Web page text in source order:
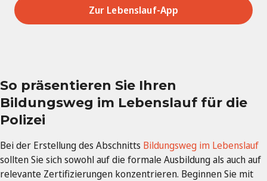
Zur Lebenslauf-App
So präsentieren Sie Ihren
Bildungsweg im Lebenslauf für die
Polizei
Bei der Erstellung des Abschnitts Bildungsweg im Lebenslauf
sollten Sie sich sowohl auf die formale Ausbildung als auch auf
relevante Zertifizierungen konzentrieren. Beginnen Sie mit